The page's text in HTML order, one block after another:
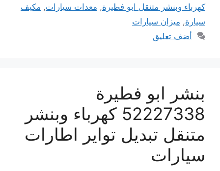
كهرباء وبنشر متنقل ابو فطيرة, معدات سيارات, مكيف
سيارة, ميزان سيارات
أضف تعليق
بنشر ابو فطيرة
52227338 كهرباء وبنشر
متنقل تبديل تواير اطارات
سيارات